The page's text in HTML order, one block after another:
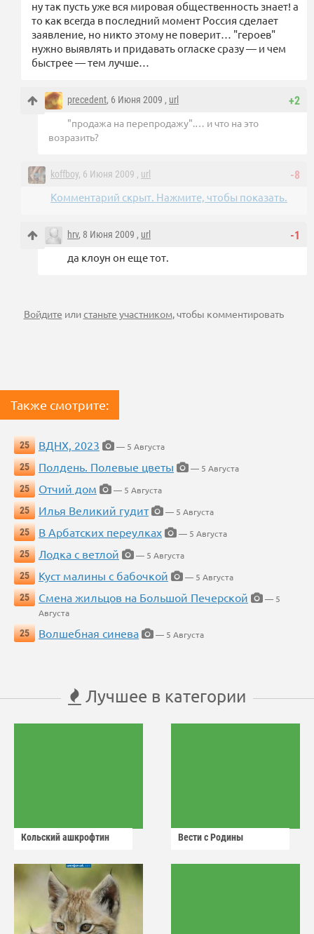
ну так пусть уже вся мировая общественность знает! а
то как всегда в последний момент Россия сделает
заявление, но никто этому не поверит… "героев"
нужно выявлять и придавать огласке сразу — и чем
быстрее — тем лучше…
+2
precedent, 6 Июня 2009 , url
"продажа на перепродажу".… и что на это
возразить?
-8
koffboy, 6 Июня 2009 , url
Комментарий скрыт. Нажмите, чтобы показать.
-1
hrv, 8 Июня 2009 , url
да клоун он еще тот.
Войдите илистаньте участником, чтобы комментировать
Также смотрите:
25 ВДНХ, 2023
— 5 Августа
25
Полдень. Полевые цветы
— 5 Августа
25
Отчий дом
— 5 Августа
25
Илья Великий гудит
— 5 Августа
25
В Арбатских переулках
— 5 Августа
25
Лодка с ветлой
— 5 Августа
25
Куст малины с бабочкой
— 5 Августа
25
Смена жильцов на Большой Печерской
— 5
Августа
25
Волшебная синева — 5 Августа
Лучшее в категории
Кольский ашкрофтин Вести с Родины